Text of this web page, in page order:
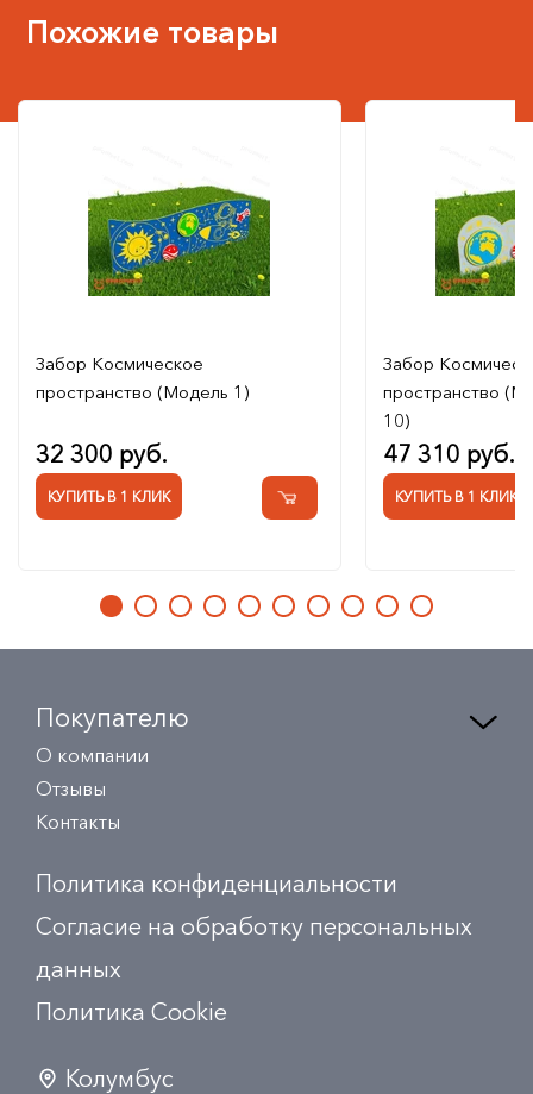
Похожие товары
Забор Космическое
пространство (Модель 1)
32 300 руб.
КУПИТЬ В 1 КЛИК
Забор
пространство
10)
47 310 руб.
КУПИТЬ В 1 КЛИК
Покупателю
О компании
Отзывы
Контакты
Политика конфиденциальности
Согласие на обработку персональных
данных
Политика Сookie
Колумбус